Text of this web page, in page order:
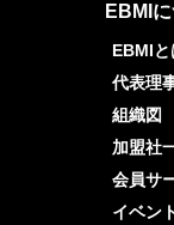
EBMI
EBMIと
代表理
組織図
加盟社
会員サ
イベン